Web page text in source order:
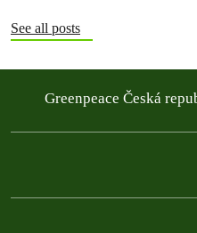
See all posts
Greenpeace Česká